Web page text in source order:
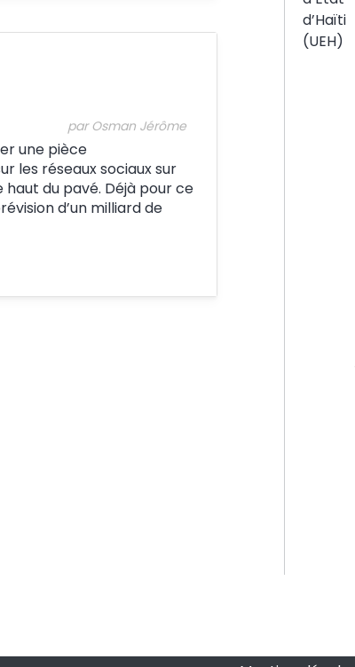
par Osman Jérôme
une pièce
les réseaux sociaux sur
du pavé. Déjà pour ce
d’un milliard de